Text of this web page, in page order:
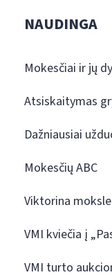
NAUDINGA
Mokesčiai ir jų
Atsiskaitymas
Dažniausiai
Mokesčių ABC
Viktorina
VMI kviečia į
VMI turto